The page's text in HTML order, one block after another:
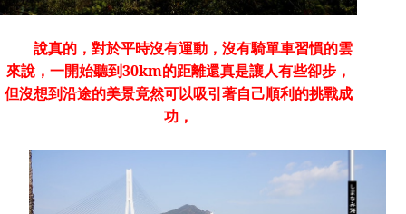
說真的，對於平時沒有運動，沒有騎單車習慣的雲
來說，一開始聽到30km的距離還真是讓人有些卻步，
但沒想到沿途的美景竟然可以吸引著自己順利的挑戰成
功，